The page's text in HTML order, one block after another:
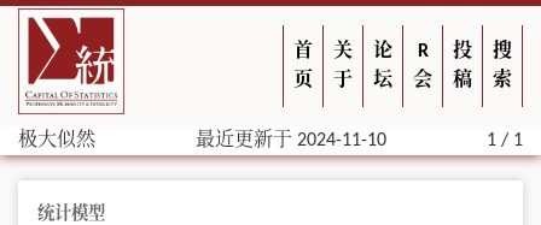
首
页
关
于
论
坛
R
会
投
稿
搜
索
极大似然 最近更新于 2024-11-10 1 / 1
统计模型